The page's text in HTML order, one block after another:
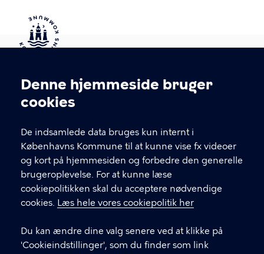
Cookieindstillinger
Denne hjemmeside bruger
cookies
De indsamlede data bruges kun internt i
Københavns Kommune til at kunne vise fx videoer
og kort på hjemmesiden og forbedre den generelle
brugeroplevelse. For at kunne læse
cookiepolitikken skal du acceptere nødvendige
cookies. Læs hele vores cookiepolitik her
Du kan ændre dine valg senere ved at klikke på
'Cookieindstillinger', som du finder som link
Kontakt Københavns Kommune
T
fFind andre kontakter her
CVR-nummer64942212
GENVEJE
Digital Post